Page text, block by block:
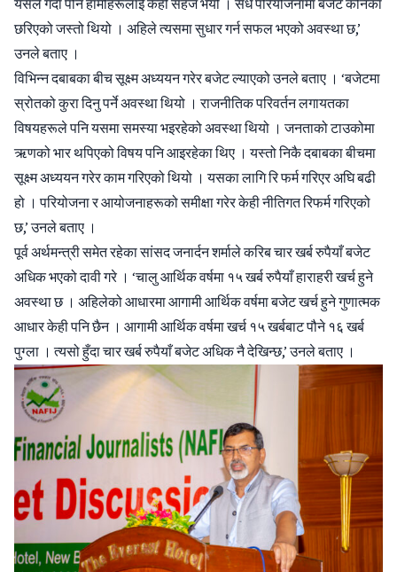
यसले गर्दा पनि हामीहरूलाई केही सहज भयो । सधैँ परियोजनामा बजेट कनिका
छरिएको जस्तो थियो । अहिले त्यसमा सुधार गर्न सफल भएको अवस्था छ,’
उनले बताए ।
विभिन्न दबाबका बीच सूक्ष्म अध्ययन गरेर बजेट ल्याएको उनले बताए । ‘बजेटमा
स्रोतको कुरा दिनु पर्ने अवस्था थियो । राजनीतिक परिवर्तन लगायतका
विषयहरूले पनि यसमा समस्या भइरहेको अवस्था थियो । जनताको टाउकोमा
ऋणको भार थपिएको विषय पनि आइरहेका थिए । यस्तो निकै दबाबका बीचमा
सूक्ष्म अध्ययन गरेर काम गरिएको थियो । यसका लागि रि फर्म गरिएर अघि बढी
हो । परियोजना र आयोजनाहरूको समीक्षा गरेर केही नीतिगत रिफर्म गरिएको
छ,’ उनले बताए ।
पूर्व अर्थमन्त्री समेत रहेका सांसद जनार्दन शर्माले करिब चार खर्ब रुपैयाँ बजेट
अधिक भएको दावी गरे । ‘चालु आर्थिक वर्षमा १५ खर्ब रुपैयाँ हाराहरी खर्च हुने
अवस्था छ । अहिलेको आधारमा आगामी आर्थिक वर्षमा बजेट खर्च हुने गुणात्मक
आधार केही पनि छैन । आगामी आर्थिक वर्षमा खर्च १५ खर्बबाट पौने १६ खर्ब
पुग्ला । त्यसो हुँदा चार खर्ब रुपैयाँ बजेट अधिक नै देखिन्छ,’ उनले बताए ।